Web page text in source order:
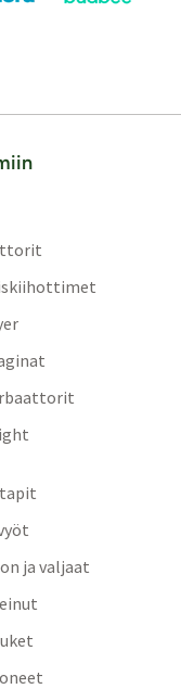
ja valjaat